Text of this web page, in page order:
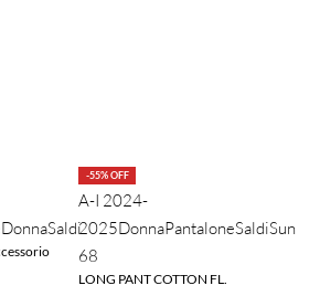
DonnaSaldi
-55% OFF
A-I 2024-
2025DonnaPantaloneSaldiSun
68
LONG PANT COTTON FL.